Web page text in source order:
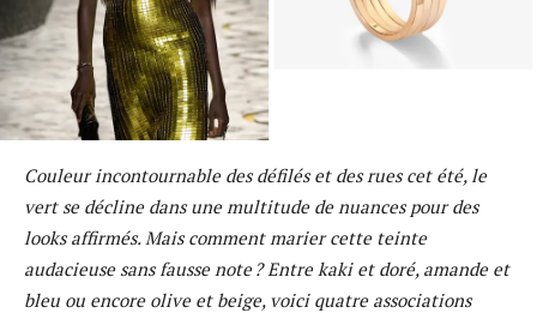
Couleur incontournable des défilés et des rues cet été, le
vert se décline dans une multitude de nuances pour des
looks affirmés. Mais comment marier cette teinte
audacieuse sans fausse note ? Entre kaki et doré, amande et
bleu ou encore olive et beige, voici quatre associations